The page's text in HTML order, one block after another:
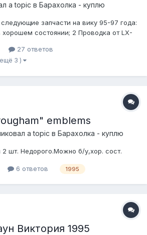
a topic в Барахолка - куплю
запчасти на вику 95-97 года:
хорошем состоянии; 2 Проводка от LX-
разъема за поворотниками) оба, левый
функцию подсветки; 3 Рем.
27 ответов
3 )
emblems
a topic в Барахолка - куплю
шт. Недорого.Можно б/у,хор. сост.
6 ответов 1995
Виктория 1995